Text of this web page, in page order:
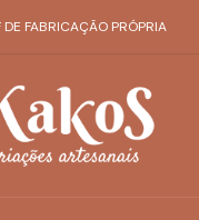
DE FABRICAÇÃO PRÓPRIA